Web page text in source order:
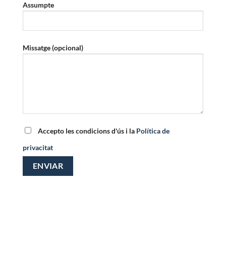
Assumpte
Missatge (opcional)
Accepto les condicions d'ús i la Política de
privacitat